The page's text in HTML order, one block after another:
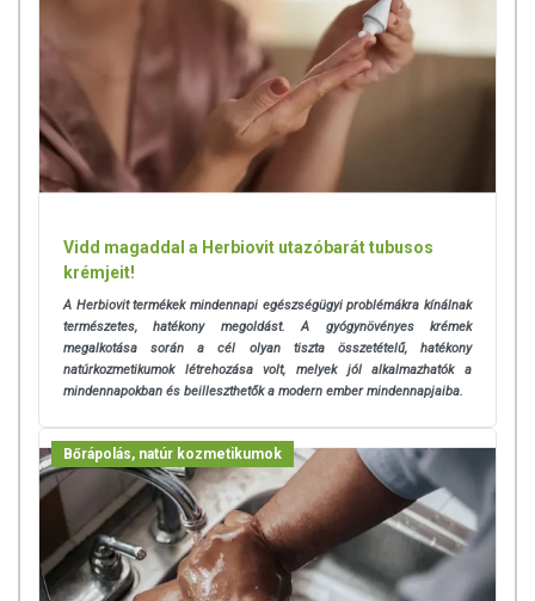
Vidd magaddal a Herbiovit utazóbarát tubusos
krémjeit!
A Herbiovit termékek mindennapi egészségügyi problémákra kínálnak
természetes, hatékony megoldást. A gyógynövényes krémek
megalkotása során a cél olyan tiszta összetételű, hatékony
natúrkozmetikumok létrehozása volt, melyek jól alkalmazhatók a
mindennapokban és beilleszthetők a modern ember mindennapjaiba.
Bőrápolás, natúr kozmetikumok